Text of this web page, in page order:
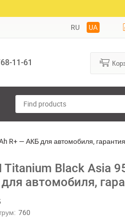
RU UA
11-61
R+ — АКБ для автомобиля, гарантия
Titanium Black Asia
автомобиля,
760